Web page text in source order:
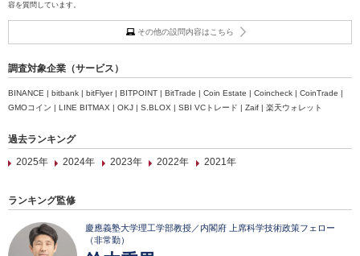
容を質問しています。
その他の設問内容はこちら
調査対象企業（サービス）
BINANCE | bitbank | bitFlyer | BITPOINT | BitTrade | Coin Estate | Coincheck | CoinTrade |
GMOコイン | LINE BITMAX | OKJ | S.BLOX | SBI VCトレード | Zaif | 楽天ウォレット
過去ランキング
2025年
2024年 2023年 2022年 2021年
ランキング監修
慶應義塾大学理工学部教授／内閣府 上席科学技術政策フェロー
（非常勤）